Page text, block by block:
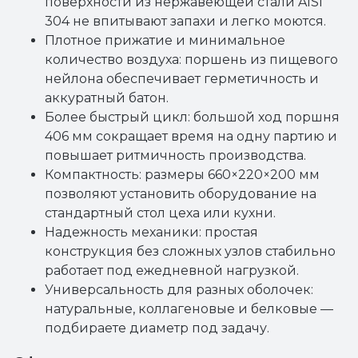
304 не впитывают запахи и легко моются.
Плотное прижатие и минимальное
количество воздуха: поршень из пищевого
нейлона обеспечивает герметичность и
аккуратный батон.
Более быстрый цикл: большой ход поршня
406 мм сокращает время на одну партию и
повышает ритмичность производства.
Компактность: размеры 660×220×200 мм
позволяют установить оборудование на
стандартный стол цеха или кухни.
Надежность механики: простая
конструкция без сложных узлов стабильно
работает под ежедневной нагрузкой.
Универсальность для разных оболочек:
натуральные, коллагеновые и белковые —
подбираете диаметр под задачу.